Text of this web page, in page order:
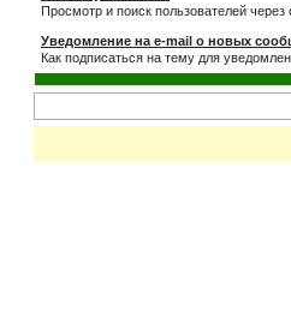
Просмотр и поиск пользователей через
Уведомление на e-mail о новых
Как подписаться на тему для